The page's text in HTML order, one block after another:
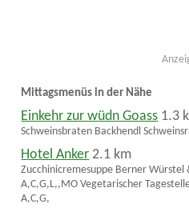
Mittagsmenüs in der Nähe
Einkehr zur wüdn Goass 1.3
Schweinsbraten Backhendl
Hotel Anker 2.1 km
Zucchinicremesuppe Berner Würstel
A,C,G,L,,MO Vegetarischer
A,C,G,